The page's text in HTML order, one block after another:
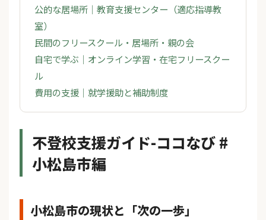
公的な居場所｜教育支援センター（適応指導教
室）
民間のフリースクール・居場所・親の会
自宅で学ぶ｜オンライン学習・在宅フリースクー
ル
費用の支援｜就学援助と補助制度
不登校支援ガイド-ココなび #
小松島市編
小松島市の現状と「次の一歩」